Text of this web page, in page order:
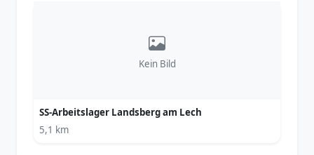
Kein Bild
SS-Arbeitslager Landsberg am Lech
5,1 km